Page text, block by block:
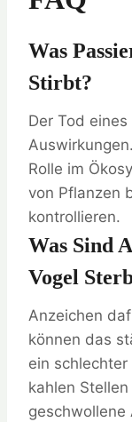
Was
Stirbt?
Der Tod
Rolle im
von Pflanzen
kontrollieren.
Was Sind
Vogel
Anzeichen
können das
ein
kahlen
geschwollene